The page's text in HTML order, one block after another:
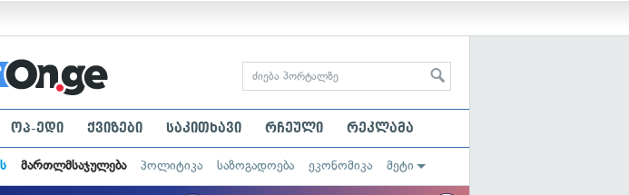
ოპ-ედი ქვიზები საკითხავი რჩეული რეკლამა
მართლმსაჯულება პოლიტიკა საზოგადოება ეკონომიკა მეტი